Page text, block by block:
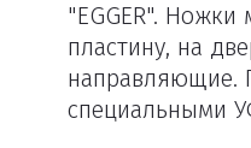
"EGGER".
пластину, на
направляющие.
специальными